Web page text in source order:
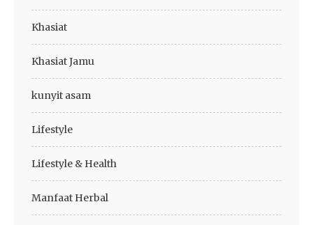
Khasiat
Khasiat Jamu
kunyit asam
Lifestyle
Lifestyle & Health
Manfaat Herbal